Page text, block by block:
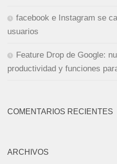
facebook e Instagram se
usuarios
Feature Drop de Google:
productividad y funciones
COMENTARIOS RECIENTES
ARCHIVOS